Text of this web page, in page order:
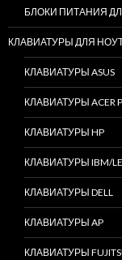
БЛОКИ ПИТАНИЯ
КЛАВИАТУРЫ ДЛЯ
КЛАВИАТУРЫ ASUS
КЛАВИАТУРЫ ACER
КЛАВИАТУРЫ HP
КЛАВИАТУРЫ IBM/
КЛАВИАТУРЫ DELL
КЛАВИАТУРЫ AP
КЛАВИАТУРЫ